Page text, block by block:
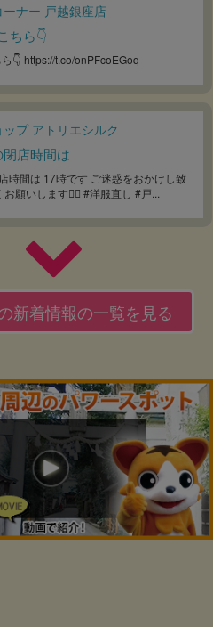
ナー 戸越銀座店
ちら👇
👇 https://t.co/onPFcoEGoq
プ アトリエシルク
店時間は
時間は 17時です ご迷惑をおかけし致
願いします🙇‍♀️ #洋服直し #戸...
新着情報の一覧を見る